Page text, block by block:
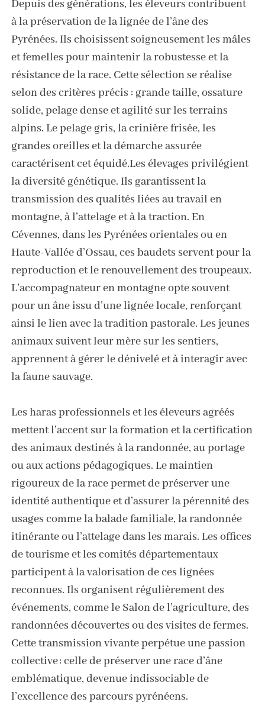
Depuis des générations, les éleveurs contribuent
à la préservation de la lignée de l’âne des
Pyrénées. Ils choisissent soigneusement les mâles
et femelles pour maintenir la robustesse et la
résistance de la race. Cette sélection se réalise
selon des critères précis : grande taille, ossature
solide, pelage dense et agilité sur les terrains
alpins. Le pelage gris, la crinière frisée, les
grandes oreilles et la démarche assurée
caractérisent cet équidé.Les élevages privilégient
la diversité génétique. Ils garantissent la
transmission des qualités liées au travail en
montagne, à l’attelage et à la traction. En
Cévennes, dans les Pyrénées orientales ou en
Haute-Vallée d’Ossau, ces baudets servent pour la
reproduction et le renouvellement des troupeaux.
L’accompagnateur en montagne opte souvent
pour un âne issu d’une lignée locale, renforçant
ainsi le lien avec la tradition pastorale. Les jeunes
animaux suivent leur mère sur les sentiers,
apprennent à gérer le dénivelé et à interagir avec
la faune sauvage.
Les haras professionnels et les éleveurs agréés
mettent l’accent sur la formation et la certification
des animaux destinés à la randonnée, au portage
ou aux actions pédagogiques. Le maintien
rigoureux de la race permet de préserver une
identité authentique et d’assurer la pérennité des
usages comme la balade familiale, la randonnée
itinérante ou l’attelage dans les marais. Les offices
de tourisme et les comités départementaux
participent à la valorisation de ces lignées
reconnues. Ils organisent régulièrement des
événements, comme le Salon de l’agriculture, des
randonnées découvertes ou des visites de fermes.
Cette transmission vivante perpétue une passion
collective : celle de préserver une race d’âne
emblématique, devenue indissociable de
l’excellence des parcours pyrénéens.